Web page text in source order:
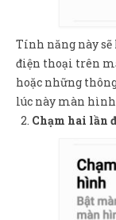
Tính năng này sẽ
điện thoại trên
hoặc những
lúc này màn hình
Chạm hai lần